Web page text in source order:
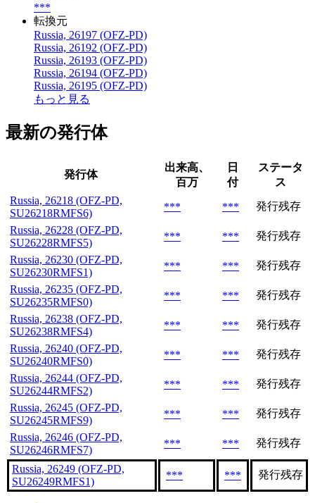
***
転換元
Russia, 26197 (OFZ-PD)
Russia, 26192 (OFZ-PD)
Russia, 26193 (OFZ-PD)
Russia, 26194 (OFZ-PD)
Russia, 26195 (OFZ-PD)
もっと見る
最新の発行体
発行体
出来高、
百万
日
付
ステータ
ス
Russia, 26218 (OFZ-PD,
SU26218RMFS6)
*** ***
発行残存
Russia, 26228 (OFZ-PD,
SU26228RMFS5)
*** ***
発行残存
Russia, 26230 (OFZ-PD,
SU26230RMFS1)
*** ***
発行残存
Russia, 26235 (OFZ-PD,
SU26235RMFS0)
*** ***
発行残存
Russia, 26238 (OFZ-PD,
SU26238RMFS4)
*** ***
発行残存
Russia, 26240 (OFZ-PD,
SU26240RMFS0)
*** ***
発行残存
Russia, 26244 (OFZ-PD,
SU26244RMFS2)
*** ***
発行残存
Russia, 26245 (OFZ-PD,
SU26245RMFS9)
*** ***
発行残存
Russia, 26246 (OFZ-PD,
SU26246RMFS7)
*** *** 発行残存
Russia, 26249 (OFZ-PD,
SU26249RMFS1)
*** *** 発行残存